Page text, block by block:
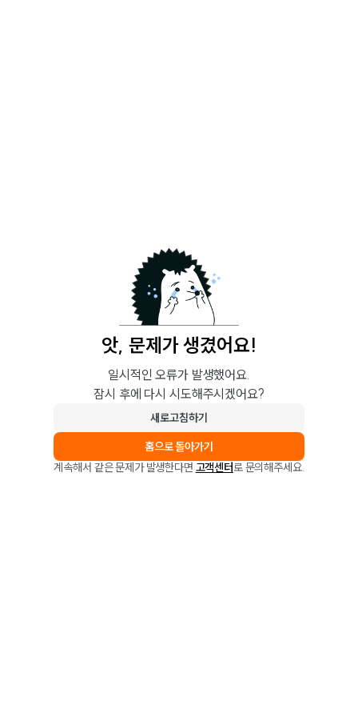
앗, 문제가 생겼어요!
일시적인 오류가 발생했어요.
잠시 후에 다시 시도해주시겠어요?
새로고침하기
홈으로 돌아가기
계속해서 같은 문제가 발생한다면 고객센터로 문의해주세요.